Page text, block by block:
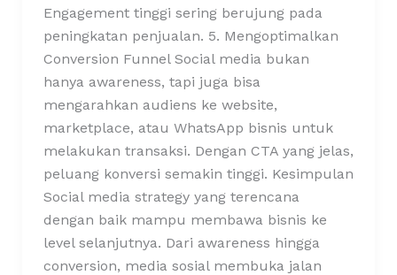
Engagement tinggi sering berujung pada
peningkatan penjualan. 5. Mengoptimalkan
Conversion Funnel Social media bukan
hanya awareness, tapi juga bisa
mengarahkan audiens ke website,
marketplace, atau WhatsApp bisnis untuk
melakukan transaksi. Dengan CTA yang jelas,
peluang konversi semakin tinggi. Kesimpulan
Social media strategy yang terencana
dengan baik mampu membawa bisnis ke
level selanjutnya. Dari awareness hingga
conversion, media sosial membuka jalan